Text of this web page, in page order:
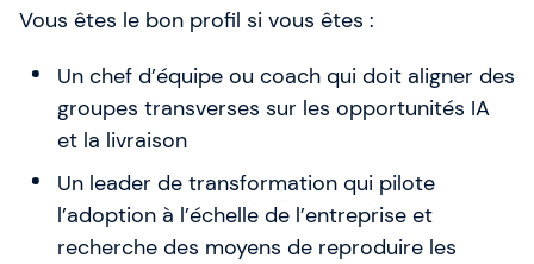
Vous êtes le bon profil si vous êtes :
Un chef d’équipe ou coach qui doit aligner des
groupes transverses sur les opportunités IA
et la livraison
Un leader de transformation qui pilote
l’adoption à l’échelle de l’entreprise et
recherche des moyens de reproduire les